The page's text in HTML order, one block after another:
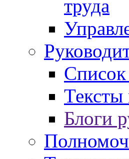
труда
Список
Тексты
Блоги